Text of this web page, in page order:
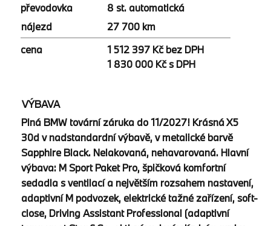
převodovka
8 st. automatická
nájezd
27 700 km
cena
1 512 397 Kč bez DPH
1 830 000 Kč s DPH
VÝBAVA
Plná BMW tovární záruka do 11/2027! Krásná X5
30d v nadstandardní výbavě, v metalické barvě
Sapphire Black. Nelakovaná, nehavarovaná. Hlavní
výbava: M Sport Paket Pro, špičková komfortní
sedadla s ventilací a největším rozsahem nastavení,
adaptivní M podvozek, elektrické tažné zařízení, soft-
close, Driving Assistant Professional (adaptivní